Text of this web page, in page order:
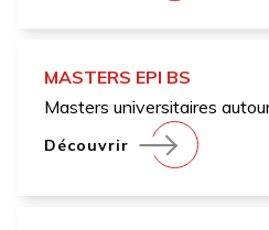
MASTERS EPI BS
Masters universitaires
Découvrir